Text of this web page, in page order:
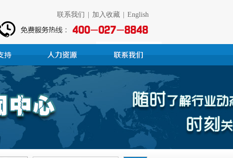
联系我们 加入收藏 English